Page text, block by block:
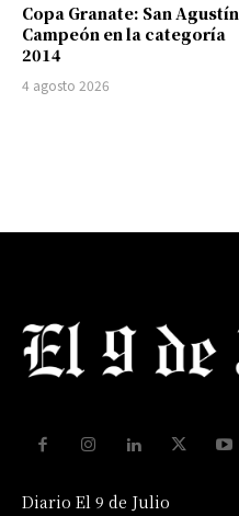
Copa Granate: San Agustín
Campeón en la categoría
2014
4 agosto 2026
Diario El 9 de Julio